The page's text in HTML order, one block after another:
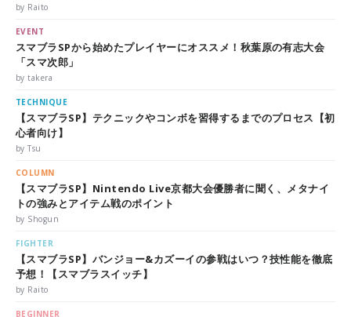
by Raito
EVENT
スマブラSPから始めたプレイヤーにオススメ！秋葉原の有志大会
「スマ次郎」
by takera
TECHNIQUE
【スマブラSP】テクニックやコンボを習得するまでのプロセス【初
心者向け】
by Tsu
COLUMN
【スマブラSP】Nintendo Live京都大会優勝者に聞く、メタナイ
トの強みとアイテム戦のポイント
by Shogun
FIGHTER
【スマブラSP】バンジョー&カズーイの参戦はいつ？技性能を徹底
予想！【スマブラスイッチ】
by Raito
BEGINNER